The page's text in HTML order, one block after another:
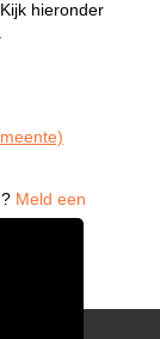
hieronder
Meld een